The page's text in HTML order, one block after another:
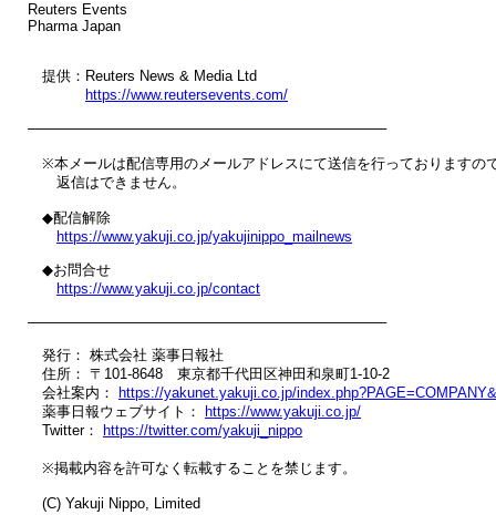
Reuters Events
Pharma Japan
提供：Reuters News & Media Ltd
https://www.reutersevents.com/
────────────────────────────────────
※本メールは配信専用のメールアドレスにて送信を行っておりますの
返信はできません。
◆配信解除
https://www.yakuji.co.jp/yakujinippo_mailnews
◆お問合せ
https://www.yakuji.co.jp/contact
────────────────────────────────────
発行： 株式会社 薬事日報社
住所： 〒101-8648　東京都千代田区神田和泉町1-10-2
会社案内：
https://yakunet.yakuji.co.jp/
薬事日報ウェブサイト：
https://www.yakuji.co.jp/
Twitter：
https://twitter.com/yakuji_nippo
※掲載内容を許可なく転載することを禁じます。
(C) Yakuji Nippo, Limited